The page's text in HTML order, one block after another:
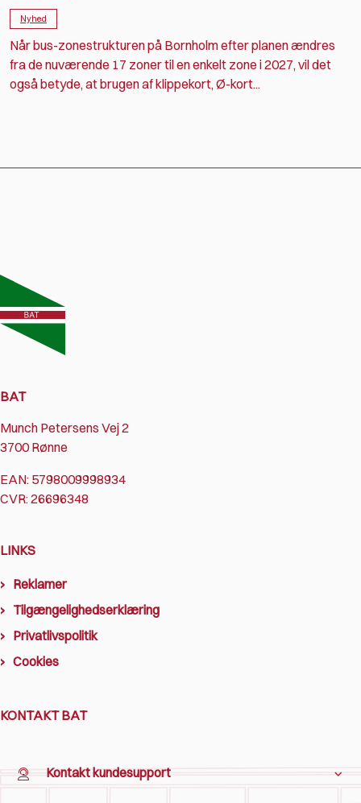
Nyhed
Når bus-zonestrukturen på Bornholm efter planen ændres
fra de nuværende 17 zoner til en enkelt zone i 2027, vil det
også betyde, at brugen af klippekort, Ø-kort...
BAT
Munch Petersens Vej 2
3700 Rønne
EAN: 5798009998934
CVR: 26696348
LINKS
Reklamer
Tilgængelighedserklæring
Privatlivspolitik
Cookies
KONTAKT BAT
Kontakt kundesupport